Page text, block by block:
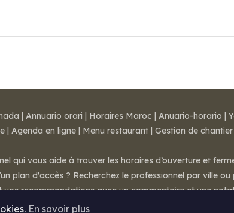
En savoir plus
| Annuario orari | Horaires Maroc | Anuario-horario |
| Agenda en ligne | Menu restaurant | Gestion de chantier
qui vous aide à trouver les horaires d’ouverture et
plan d'accès ? Recherchez le professionnel par ville
recommandations avec un commentaire et une